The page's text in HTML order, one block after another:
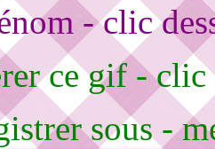
- clic
ce gif -
sous -